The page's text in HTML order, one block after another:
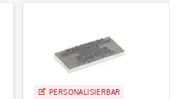
PERSONALISIERBAR